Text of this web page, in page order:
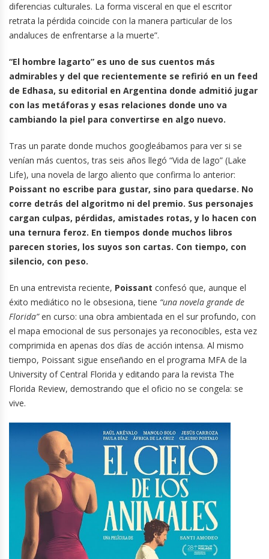
diferencias culturales. La forma visceral en que el escritor
retrata la pérdida coincide con la manera particular de los
andaluces de enfrentarse a la muerte”.
“El hombre lagarto” es uno de sus cuentos más
admirables y del que recientemente se refirió en un feed
de Edhasa, su editorial en Argentina donde admitió jugar
con las metáforas y esas relaciones donde uno va
cambiando la piel para convertirse en algo nuevo.
Tras un parate donde muchos googleábamos para ver si se
venían más cuentos, tras seis años llegó “Vida de lago” (Lake
Life), una novela de largo aliento que confirma lo anterior:
Poissant no escribe para gustar, sino para quedarse. No
corre detrás del algoritmo ni del premio. Sus personajes
cargan culpas, pérdidas, amistades rotas, y lo hacen con
una ternura feroz. En tiempos donde muchos libros
parecen stories, los suyos son cartas. Con tiempo, con
silencio, con peso.
En una entrevista reciente, Poissant confesó que, aunque el
éxito mediático no le obsesiona, tiene “una novela grande de
Florida”en curso: una obra ambientada en el sur profundo, con
el mapa emocional de sus personajes ya reconocibles, esta vez
comprimida en apenas dos días de acción intensa. Al mismo
tiempo, Poissant sigue enseñando en el programa MFA de la
University of Central Florida y editando para la revista The
Florida Review, demostrando que el oficio no se congela: se
vive.